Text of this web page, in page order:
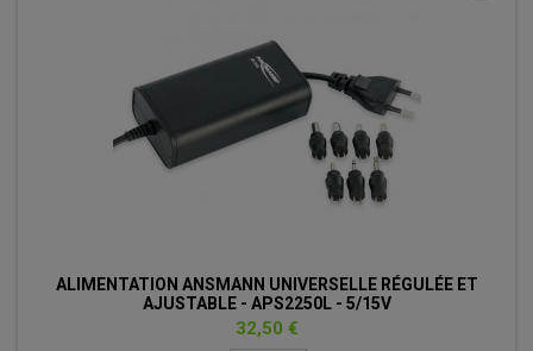
ALIMENTATION ANSMANN UNIVERSELLE RÉGULÉE ET
AJUSTABLE - APS2250L - 5/15V
Prix
32,50 €